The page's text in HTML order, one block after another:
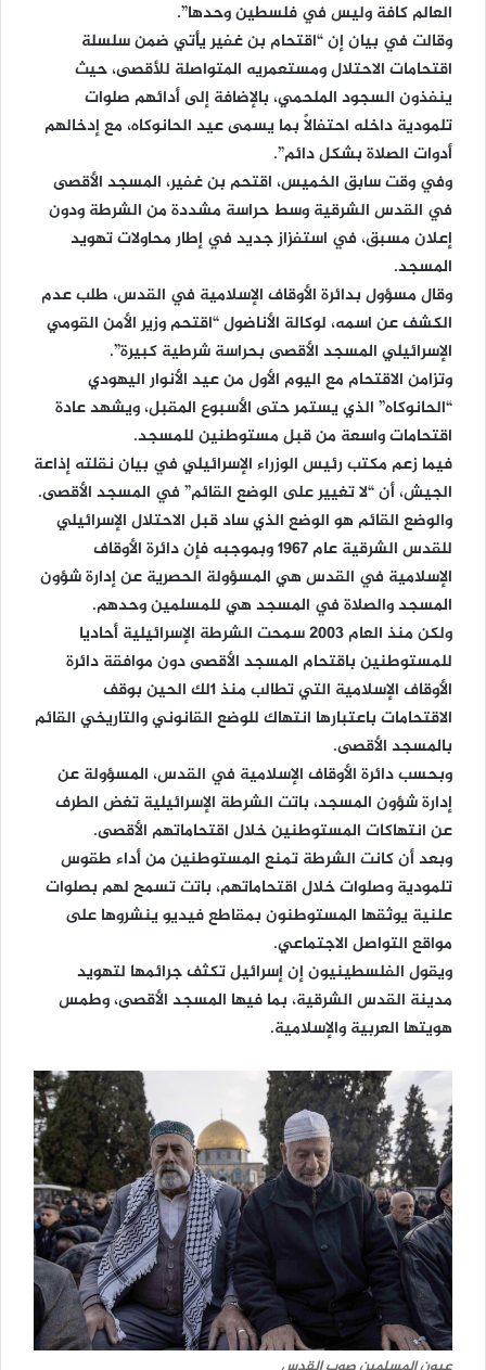
العالم كافة وليس في فلسطين وحدها”.
وقالت في بيان إن “اقتحام بن غفير يأتي ضمن سلسلة
اقتحامات الاحتلال ومستعمريه المتواصلة للأقصى، حيث
ينفذون السجود الملحمي، بالإضافة إلى أدائهم صلوات
تلمودية داخله احتفالاً بما يسمى عيد الحانوكاه، مع إدخالهم
أدوات الصلاة بشكل دائم”.
وفي وقت سابق الخميس، اقتحم بن غفير، المسجد الأقصى
في القدس الشرقية وسط حراسة مشددة من الشرطة ودون
إعلان مسبق، في استفزاز جديد في إطار محاولات تهويد
المسجد.
وقال مسؤول بدائرة الأوقاف الإسلامية في القدس، طلب عدم
الكشف عن اسمه، لوكالة الأناضول “اقتحم وزير الأمن القومي
الإسرائيلي المسجد الأقصى بحراسة شرطية كبيرة”.
وتزامن الاقتحام مع اليوم الأول من عيد الأنوار اليهودي
“الحانوكاه” الذي يستمر حتى الأسبوع المقبل، ويشهد عادة
اقتحامات واسعة من قبل مستوطنين للمسجد.
فيما زعم مكتب رئيس الوزراء الإسرائيلي في بيان نقلته إذاعة
الجيش، أن “لا تغيير على الوضع القائم” في المسجد الأقصى.
والوضع القائم هو الوضع الذي ساد قبل الاحتلال الإسرائيلي
للقدس الشرقية عام 1967 وبموجبه فإن دائرة الأوقاف
الإسلامية في القدس هي المسؤولة الحصرية عن إدارة شؤون
المسجد والصلاة في المسجد هي للمسلمين وحدهم.
ولكن منذ العام 2003 سمحت الشرطة الإسرائيلية أحاديا
للمستوطنين باقتحام المسجد الأقصى دون موافقة دائرة
الأوقاف الإسلامية التي تطالب منذ 1لك الحين بوقف
الاقتحامات باعتبارها انتهاك للوضع القانوني والتاريخي القائم
بالمسجد الأقصى.
وبحسب دائرة الأوقاف الإسلامية في القدس، المسؤولة عن
إدارة شؤون المسجد، باتت الشرطة الإسرائيلية تغض الطرف
عن انتهاكات المستوطنين خلال اقتحاماتهم الأقصى.
وبعد أن كانت الشرطة تمنع المستوطنين من أداء طقوس
تلمودية وصلوات خلال اقتحاماتهم، باتت تسمح لهم بصلوات
علنية يوثقها المستوطنون بمقاطع فيديو ينشروها على
مواقع التواصل الاجتماعي.
ويقول الفلسطينيون إن إسرائيل تكثف جرائمها لتهويد
مدينة القدس الشرقية، بما فيها المسجد الأقصى، وطمس
هويتها العربية والإسلامية.